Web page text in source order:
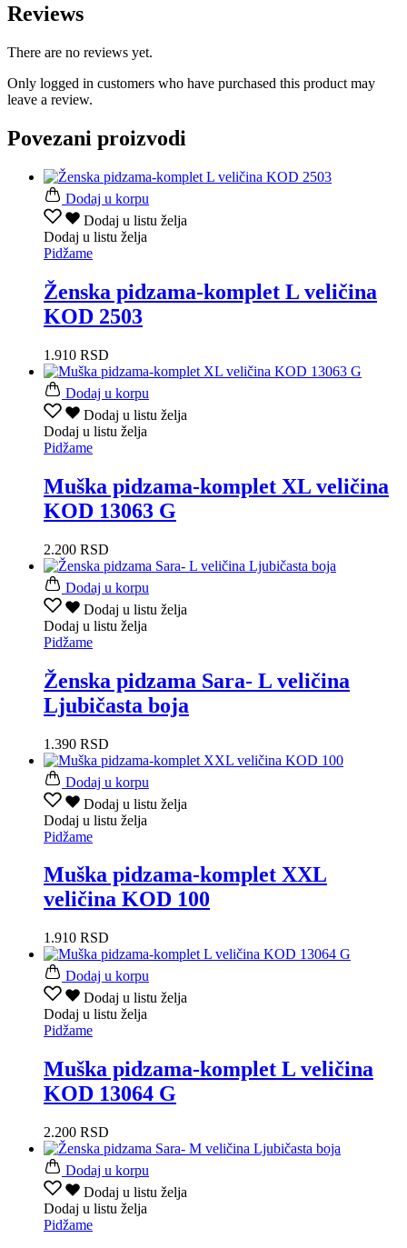
Reviews
There are no reviews yet.
Only logged in customers who have purchased this product may
leave a review.
Povezani proizvodi
Dodaj u korpu
Dodaj u listu želja
Dodaj u listu želja
Pidžame
Ženska pidzama-komplet L veličina
KOD 2503
1.910 RSD
Dodaj u korpu
Dodaj u listu želja
Dodaj u listu želja
Pidžame
Muška pidzama-komplet XL veličina
KOD 13063 G
2.200 RSD
Dodaj u korpu
Dodaj u listu želja
Dodaj u listu želja
Pidžame
Ženska pidzama Sara- L veličina
Ljubičasta boja
1.390 RSD
Dodaj u korpu
Dodaj u listu želja
Dodaj u listu želja
Pidžame
Muška pidzama-komplet XXL
veličina KOD 100
1.910 RSD
Dodaj u korpu
Dodaj u listu želja
Dodaj u listu želja
Pidžame
Muška pidzama-komplet L veličina
KOD 13064 G
2.200 RSD
Dodaj u korpu
Dodaj u listu želja
Dodaj u listu želja
Pidžame